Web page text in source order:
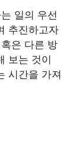
일의 우선
추진하고자
은 다른 방
보는 것이
시간을 가져